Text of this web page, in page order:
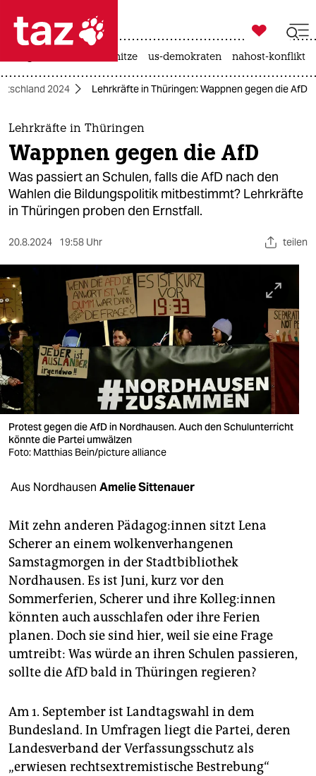
 taz zahl ich
taz zahl ich
themen
politik
öko
gesellschaft
sport
berlin
nord
wahrheit
verlag
verlag
shop
fragen & hilfe
unterstützen
abo
genossenschaft
epaper login

taz zahl ich
hitze us-demokraten nahost-konflikt
2024 Lehrkräfte in Thüringen: Wappnen gegen die AfD
Lehrkräfte in Thüringen
Wappnen gegen die AfD
Was passiert an Schulen, falls die AfD nach den
Wahlen die Bildungspolitik mitbestimmt? Lehrkräfte
in Thüringen proben den Ernstfall.
20.8.2024 19:58 Uhr teilen
Protest gegen die AfD in Nordhausen. Auch den Schulunterricht
könnte die Partei umwälzen
Foto: Matthias Bein/picture alliance
Aus Nordhausen Amelie Sittenauer
Mit zehn anderen Päd­ago­g:in­nen sitzt Lena
Scherer an einem wolkenverhangenen
Samstagmorgen in der Stadtbibliothek
Nordhausen. Es ist Juni, kurz vor den
Sommerferien, Scherer und ihre Kol­le­g:in­nen
könnten auch ausschlafen oder ihre Ferien
planen. Doch sie sind hier, weil sie eine Frage
umtreibt: Was würde an ihren Schulen passieren,
sollte die AfD bald in Thüringen regieren?
Am 1. September ist Landtagswahl in dem
Bundesland. In Umfragen liegt die Partei, deren
Landesverband der Verfassungsschutz als
„erwiesen rechtsextremistische Bestrebung“